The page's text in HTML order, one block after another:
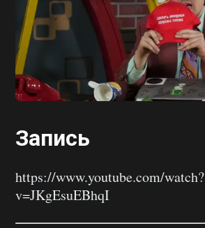
Запись
https://www.youtube.com/watch?
v=JKgEsuEBhqI